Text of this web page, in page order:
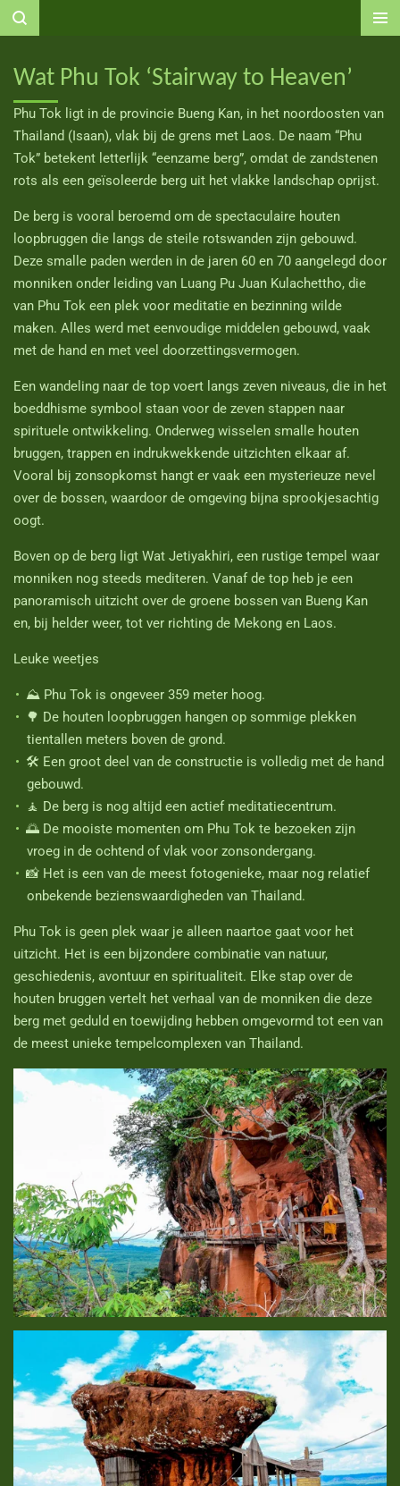
Ga
de
hoofdinhoud
Wat Phu Tok ‘Stairway to Heaven’
Phu Tok ligt in de provincie Bueng Kan, in het noordoosten van
Thailand (Isaan), vlak bij de grens met Laos. De naam “Phu
Tok” betekent letterlijk “eenzame berg”, omdat de zandstenen
rots als een geïsoleerde berg uit het vlakke landschap oprijst.
De berg is vooral beroemd om de spectaculaire houten
loopbruggen die langs de steile rotswanden zijn gebouwd.
Deze smalle paden werden in de jaren 60 en 70 aangelegd door
monniken onder leiding van Luang Pu Juan Kulachettho, die
van Phu Tok een plek voor meditatie en bezinning wilde
maken. Alles werd met eenvoudige middelen gebouwd, vaak
met de hand en met veel doorzettingsvermogen.
Een wandeling naar de top voert langs zeven niveaus, die in het
boeddhisme symbool staan voor de zeven stappen naar
spirituele ontwikkeling. Onderweg wisselen smalle houten
bruggen, trappen en indrukwekkende uitzichten elkaar af.
Vooral bij zonsopkomst hangt er vaak een mysterieuze nevel
over de bossen, waardoor de omgeving bijna sprookjesachtig
oogt.
Boven op de berg ligt Wat Jetiyakhiri, een rustige tempel waar
monniken nog steeds mediteren. Vanaf de top heb je een
panoramisch uitzicht over de groene bossen van Bueng Kan
en, bij helder weer, tot ver richting de Mekong en Laos.
Leuke weetjes
⛰️ Phu Tok is ongeveer 359 meter hoog.
🌳 De houten loopbruggen hangen op sommige plekken
tientallen meters boven de grond.
🛠️ Een groot deel van de constructie is volledig met de hand
gebouwd.
🧘 De berg is nog altijd een actief meditatiecentrum.
🌅 De mooiste momenten om Phu Tok te bezoeken zijn
vroeg in de ochtend of vlak voor zonsondergang.
📸 Het is een van de meest fotogenieke, maar nog relatief
onbekende bezienswaardigheden van Thailand.
Phu Tok is geen plek waar je alleen naartoe gaat voor het
uitzicht. Het is een bijzondere combinatie van natuur,
geschiedenis, avontuur en spiritualiteit. Elke stap over de
houten bruggen vertelt het verhaal van de monniken die deze
berg met geduld en toewijding hebben omgevormd tot een van
de meest unieke tempelcomplexen van Thailand.